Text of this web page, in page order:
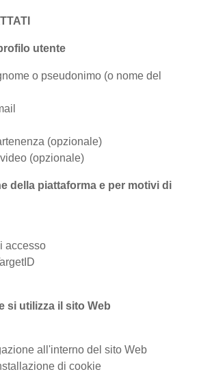
utente
o pseudonimo (o nome del
(opzionale)
(opzionale)
della piattaforma e per motivi di
accesso
si utilizza il sito Web
all'interno del sito Web
di cookie